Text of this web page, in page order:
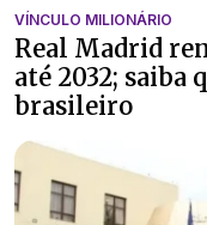
VÍNCULO MILIONÁRIO
Real Madrid
até 2032; saiba
brasileiro